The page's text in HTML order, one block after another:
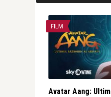
FILM
Avatar Aang: